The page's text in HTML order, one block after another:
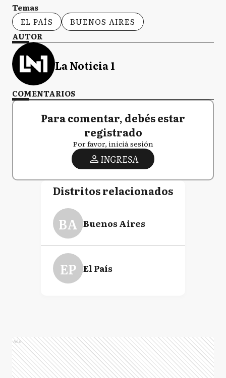
Temas
EL PAÍS
BUENOS AIRES
AUTOR
La Noticia 1
COMENTARIOS
Para comentar, debés estar
registrado
Por favor, iniciá sesión
INGRESA
Distritos relacionados
BA Buenos Aires
EP El País
Ads